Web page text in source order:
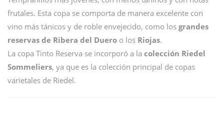
frutales. Esta copa se comporta de manera excelente con
vino más tánicos y de roble envejecido, como los grandes
reservas de Ribera del Duero o los Riojas.
La copa Tinto Reserva se incorporó a la colección Riedel
Sommeliers, ya que es la colección principal de copas
varietales de Riedel.